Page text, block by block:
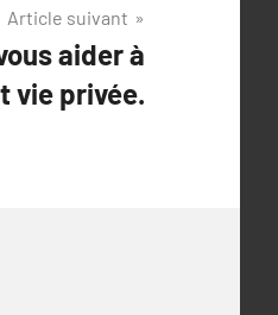
Article suivant
aider à
vie privée.